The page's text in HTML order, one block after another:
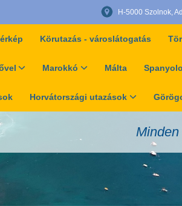
H-5000 Szolnok,
Körutazás - városlátogatás
Marokkó Málta
Horvátországi utazások